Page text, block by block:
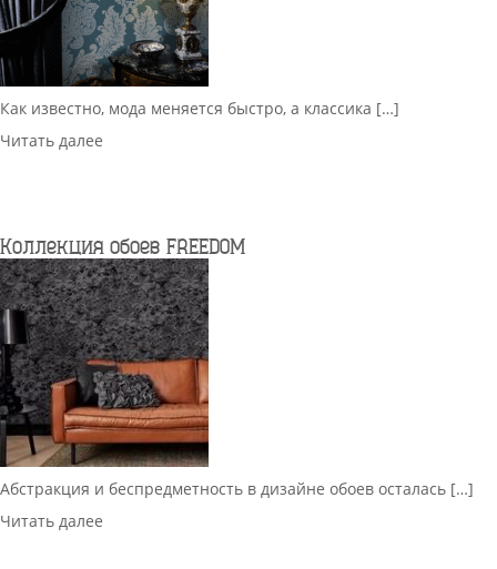
Как известно, мода меняется быстро, а классика […]
Читать далее
Коллекция обоев FREEDOM
Абстракция и беспредметность в дизайне обоев осталась […]
Читать далее